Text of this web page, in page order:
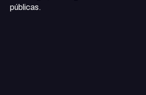
públicas.